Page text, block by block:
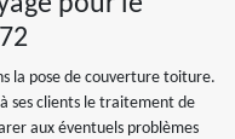
la pose de couverture toiture.
ses clients le traitement de
aux éventuels problèmes